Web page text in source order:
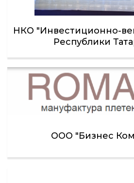
НКО "Инвестиционно-
Республики
ООО "Бизнес